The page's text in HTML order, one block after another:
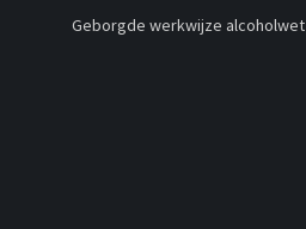
Geborgde werkwijze alcoholwet